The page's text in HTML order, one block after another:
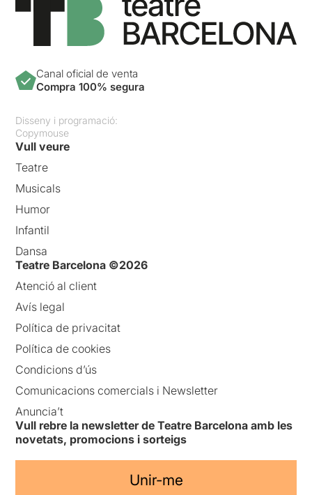
Canal oficial de venta
Compra 100% segura
Disseny i programació:
Copymouse
Vull veure
Teatre
Musicals
Humor
Infantil
Dansa
Teatre Barcelona ©2026
Atenció al client
Avís legal
Política de privacitat
Política de cookies
Condicions d’ús
Comunicacions comercials i Newsletter
Anuncia’t
Vull rebre la newsletter de Teatre Barcelona amb les
novetats, promocions i sorteigs
Unir-me